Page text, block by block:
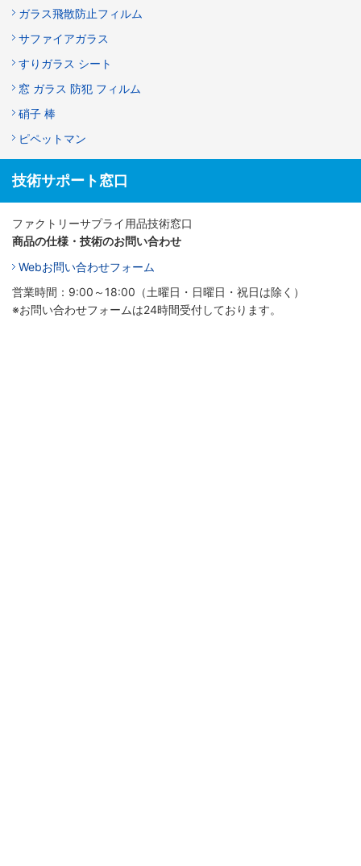
ガラス飛散防止フィルム
サファイアガラス
すりガラス シート
窓 ガラス 防犯 フィルム
硝子 棒
ピペットマン
技術サポート窓口
ファクトリーサプライ用品技術窓口
商品の仕様・技術のお問い合わせ
Webお問い合わせフォーム
営業時間：9:00～18:00（土曜日・日曜日・祝日は除く）
※お問い合わせフォームは24時間受付しております。